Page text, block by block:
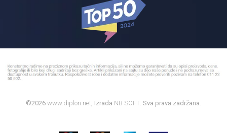
©2026 www.diplon.net , Izrada NB SOFT . Sva prava zadržana.